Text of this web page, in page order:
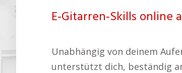
E-Gitarren-Skills online
Unabhängig von deinem
unterstützt dich, beständig